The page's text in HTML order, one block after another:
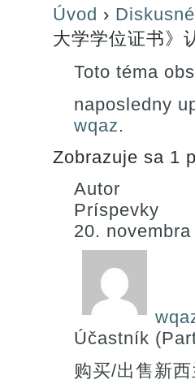
Úvod ›
大学学位证书》
Toto téma
naposledny
wqaz.
Zobrazuje sa 1
Autor
Príspevky
20.
Účastník
购买/出售新